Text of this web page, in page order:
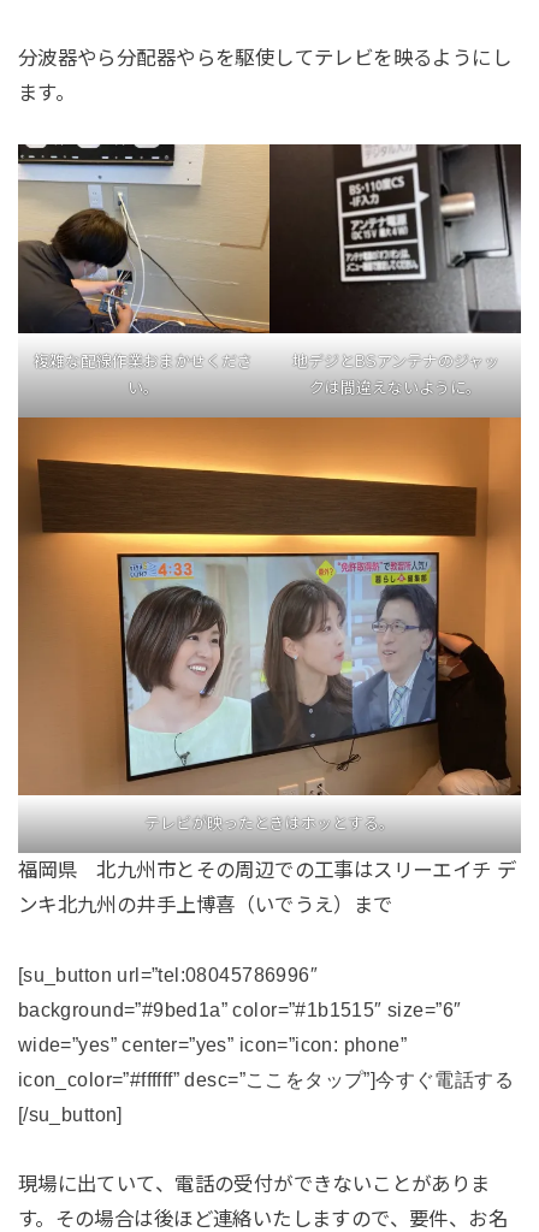
分波器やら分配器やらを駆使してテレビを映るようにし
ます。
複雑な配線作業おまかせくださ
い。
地デジとBSアンテナのジャッ
クは間違えないように。
テレビが映ったときはホッとする。
福岡県 北九州市とその周辺での工事はスリーエイチ デ
ンキ北九州の井手上博喜（いでうえ）まで
[su_button url=”tel:08045786996″
background=”#9bed1a” color=”#1b1515″ size=”6″
wide=”yes” center=”yes” icon=”icon: phone”
icon_color=”#ffffff” desc=”ここをタップ”]今すぐ電話する
[/su_button]
現場に出ていて、電話の受付ができないことがありま
す。その場合は後ほど連絡いたしますので、要件、お名